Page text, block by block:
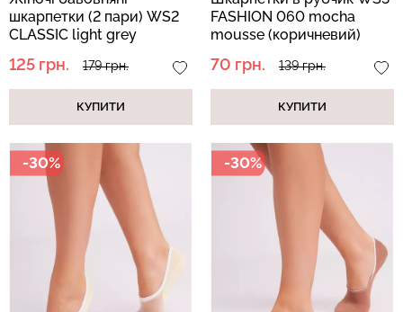
шкарпетки (2 пари) WS2
CLASSIC light grey
білий)
125 грн. 179 грн.
КУПИТИ
FASHION 060 mocha
mousse (коричневий)
70 грн. 139 грн.
КУПИТИ
-30% -30%
Велосипедки з високою
талією TRACKS 01
(чорний) Giulia
Безшовні бразиліана з
легкою корекцією
BRASILIAN SHAPEWEAR
black (чорний) Giulia